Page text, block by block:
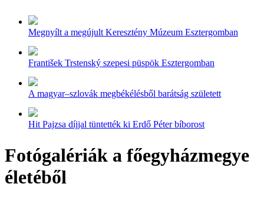
Megnyílt a megújult Keresztény Múzeum Esztergomban
František Trstenský szepesi püspök Esztergomban
A magyar–szlovák megbékélésből barátság született
Hit Pajzsa díjjal tüntették ki Erdő Péter bíborost
Fotógalériák a főegyházmegye
életéből